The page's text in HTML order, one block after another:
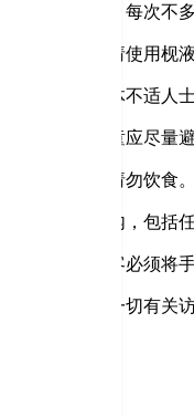
探访人数：每次不
探访前后请使用枧
发烧或身体不适人
孕妇及儿童应尽量
探访期间请勿饮食。
医院范围内，包括
病人及访客必须将
本院保留一切有关